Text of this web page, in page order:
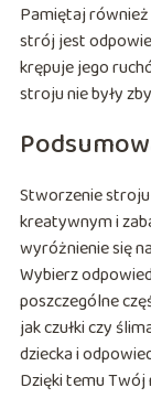
Pamiętaj również
strój jest
krępuje jego
stroju nie były
Stworzenie
kreatywnym i
wyróżnienie się
Wybierz
poszczególne
jak czułki czy
dziecka i
Dzięki temu Twój